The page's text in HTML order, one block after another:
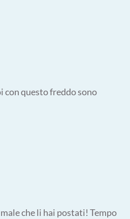
con questo freddo sono
che li hai postati! Tempo